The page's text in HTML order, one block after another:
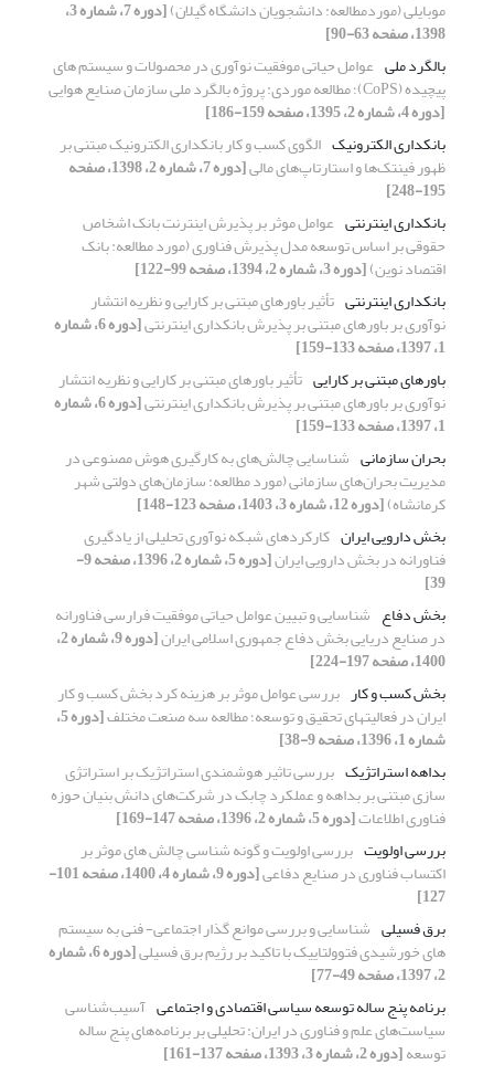
موبایلی (موردمطالعه: دانشجویان دانشگاه گیلان) [دوره 7، شماره 3،
1398، صفحه 63-90]
بالگرد ملی عوامل حیاتی موفقیت نوآوری در محصولات و سیستم های
پیچیده (CoPS)؛ مطالعه موردی: پروژه بالگرد ملی سازمان صنایع هوایی
[دوره 4، شماره 2، 1395، صفحه 159-186]
بانکداری الکترونیک الگوی کسب و کار بانکداری الکترونیک مبتنی بر
ظهور فینتک‌ها و استارتاپ‌های مالی [دوره 7، شماره 2، 1398، صفحه
195-248]
بانکداری اینترنتی عوامل موثر بر پذیرش اینترنت بانک اشخاص
حقوقی بر اساس توسعه مدل پذیرش فناوری (مورد مطالعه: بانک
اقتصاد نوین)[دوره 3، شماره 2، 1394، صفحه 99-122]
بانکداری اینترنتی تأثیر باورهای مبتنی بر کارایی و نظریه انتشار
نوآوری بر باورهای مبتنی بر پذیرش بانکداری اینترنتی [دوره 6، شماره
1، 1397، صفحه 133-159]
باورهای مبتنی بر کارایی تأثیر باورهای مبتنی بر کارایی و نظریه انتشار
نوآوری بر باورهای مبتنی بر پذیرش بانکداری اینترنتی [دوره 6، شماره
1، 1397، صفحه 133-159]
بحران سازمانی شناسایی چالش‌های به کارگیری هوش مصنوعی در
مدیریت بحران‌های سازمانی (مورد مطالعه: سازمان‌های دولتی شهر
کرمانشاه)[دوره 12، شماره 3، 1403، صفحه 123-148]
بخش دارویی ایران کارکردهای شبکه نوآوری تحلیلی از یادگیری
فناورانه در بخش دارویی ایران [دوره 5، شماره 2، 1396، صفحه 9-
39]
بخش دفاع شناسایی و تبیین عوامل حیاتی موفقیت فرارسی فناورانه
در صنایع دریایی بخش دفاع جمهوری اسلامی ایران [دوره 9، شماره 2،
1400، صفحه 197-224]
بخش کسب و کار بررسی عوامل موثر بر هزینه کرد بخش کسب و کار
ایران در فعالیتهای تحقیق و توسعه؛ مطالعه سه صنعت مختلف [دوره 5،
شماره 1، 1396، صفحه 9-38]
بداهه استراتژیک بررسی تاثیر هوشمندی استراتژیک بر استراتژی
سازی مبتنی بر بداهه و عملکرد چابک در شرکت‌های دانش بنیان حوزه
فناوری اطلاعات[دوره 5، شماره 2، 1396، صفحه 147-169]
بررسی اولویت بررسی اولویت و گونه شناسی چالش های موثر بر
اکتساب فناوری در صنایع دفاعی [دوره 9، شماره 4، 1400، صفحه 101-
127]
برق فسیلی شناسایی و بررسی موانع گذار اجتماعی- فنی به سیستم
های خورشیدی فتوولتاییک با تاکید بر رژیم برق فسیلی [دوره 6، شماره
2، 1397، صفحه 49-77]
برنامه پنج ساله توسعه سیاسی اقتصادی و اجتماعی آسیب‌شناسی
سیاست‌های علم و فناوری در ایران: تحلیلی بر برنامه‌های پنج ساله
توسعه[دوره 2، شماره 3، 1393، صفحه 137-161]